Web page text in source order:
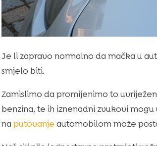
Je li zapravo normalno da mačka u
smjelo biti.
Zamislimo da promijenimo to
benzina, te ih iznenadni zvukovi
na putovanje automobilom može